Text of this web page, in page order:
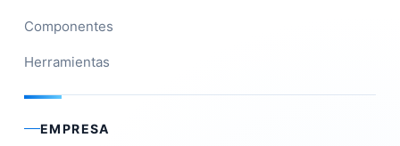
Componentes
Herramientas
EMPRESA